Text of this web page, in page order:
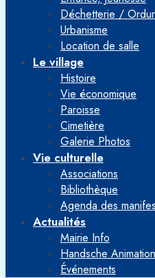
Déchetterie /
Urbanisme
Location de salle
Le village
Histoire
Vie économique
Paroisse
Cimetière
Galerie Photos
Vie culturelle
Associations
Bibliothèque
Agenda des
Actualités
Mairie Info
Handsche
Événements